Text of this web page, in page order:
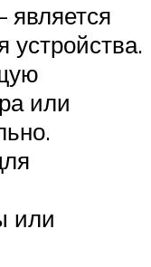
является
устройства.
или
или